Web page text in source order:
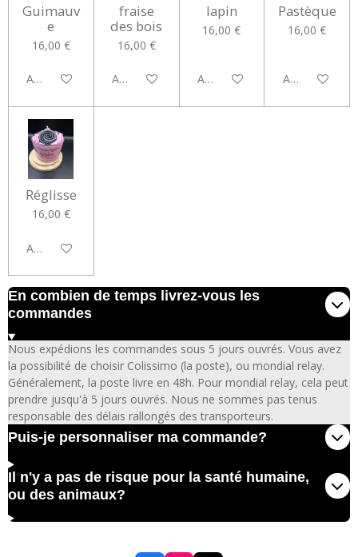
Guimauv
e
16,00 €
Ajouter au panier
fraise
des bois
16,00 €
Ajouter au panier
lapin
16,00 €
Ajouter au panier
Pastèque
16,00 €
Ajouter au
Réglisse
16,00 €
Ajouter au panier
En combien de temps livrez-vous les
commandes
Nous expédions les commandes sous 5 jours ouvrés. Vous avez
la possibilité de choisir Colissimo (la poste), ou mondial relay.
Généralement, la poste livre en 48h. Pour mondial relay, cela peut
prendre jusqu'à 5 jours ouvrés. Nous ne sommes pas tenus
responsable des délais rallongés des transporteurs.
Puis-je personnaliser ma commande?
Il n'y a pas de risque pour la santé humaine,
ou des animaux?